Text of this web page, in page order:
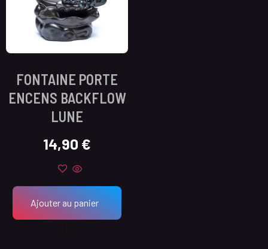
FONTAINE PORTE
ENCENS BACKFLOW
LUNE
14,90 €
Ajouter au panier